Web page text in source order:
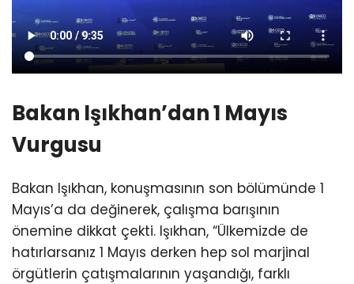
Bakan Işıkhan’dan 1 Mayıs
Vurgusu
Bakan Işıkhan, konuşmasının son bölümünde 1
Mayıs’a da değinerek, çalışma barışının
önemine dikkat çekti. Işıkhan, “Ülkemizde de
hatırlarsanız 1 Mayıs derken hep sol marjinal
örgütlerin çatışmalarının yaşandığı, farklı